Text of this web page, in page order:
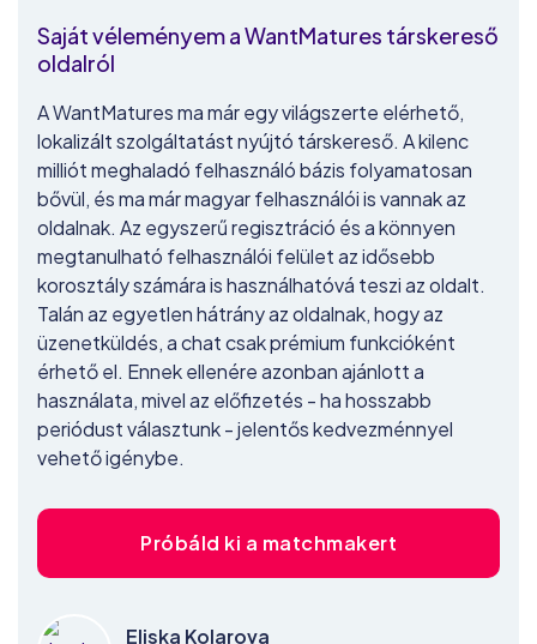
Saját véleményem a WantMatures társkereső
oldalról
A WantMatures ma már egy világszerte elérhető,
lokalizált szolgáltatást nyújtó társkereső. A kilenc
milliót meghaladó felhasználó bázis folyamatosan
bővül, és ma már magyar felhasználói is vannak az
oldalnak. Az egyszerű regisztráció és a könnyen
megtanulható felhasználói felület az idősebb
korosztály számára is használhatóvá teszi az oldalt.
Talán az egyetlen hátrány az oldalnak, hogy az
üzenetküldés, a chat csak prémium funkcióként
érhető el. Ennek ellenére azonban ajánlott a
használata, mivel az előfizetés - ha hosszabb
periódust választunk - jelentős kedvezménnyel
vehető igénybe.
Próbáld ki a matchmakert
Eliska Kolarova